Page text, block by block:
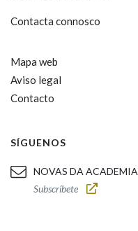
Contacta connosco
Mapa web
Aviso legal
Contacto
SÍGUENOS
NOVAS DA ACADEMIA
Subscríbete